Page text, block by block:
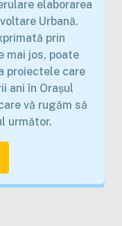
elaborarea
Urbană.
prin
mai jos, poate
proiectele care
ani în Orașul
vă rugăm să
următor.